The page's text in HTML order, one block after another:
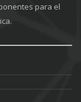
para el